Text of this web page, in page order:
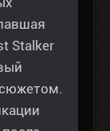
Stalker